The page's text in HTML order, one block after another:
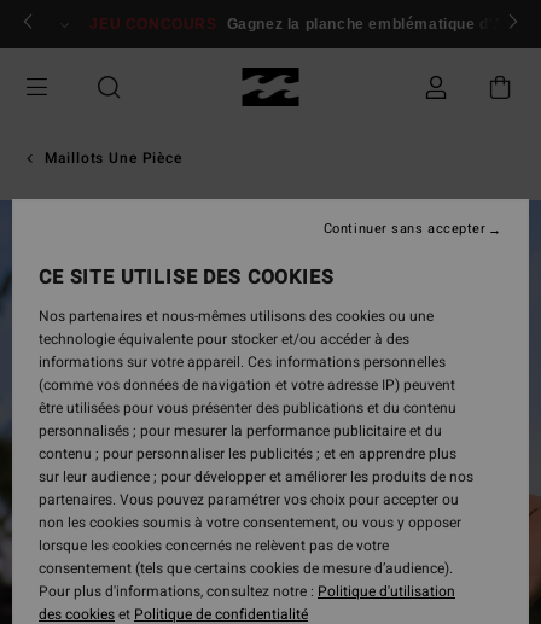
Passer
Se connecter / s'inscrire
JEU CONCOURS Gagnez la planche emblématique d'Andy
Maillots Une Pièce
CE SITE UTILISE DES COOKIES
Nos partenaires et nous-mêmes utilisons des cookies ou une
technologie équivalente pour stocker et/ou accéder à des
informations sur votre appareil. Ces informations personnelles
(comme vos données de navigation et votre adresse IP) peuvent
être utilisées pour vous présenter des publications et du contenu
personnalisés ; pour mesurer la performance publicitaire et du
contenu ; pour personnaliser les publicités ; et en apprendre plus
sur leur audience ; pour développer et améliorer les produits de nos
partenaires. Vous pouvez paramétrer vos choix pour accepter ou
non les cookies soumis à votre consentement, ou vous y opposer
lorsque les cookies concernés ne relèvent pas de votre
consentement (tels que certains cookies de mesure d’audience).
Pour plus d'informations, consultez notre : Politique d'utilisation
des cookieset Politique de confidentialité
Continuer sans accepter